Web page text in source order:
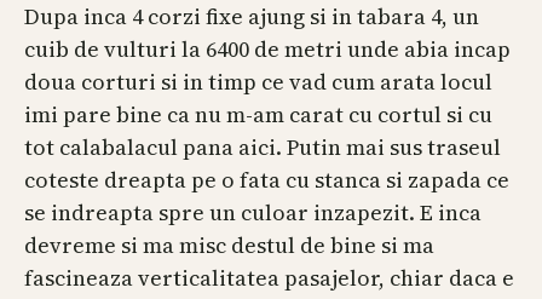
Dupa inca 4 corzi fixe ajung si in tabara 4, un
cuib de vulturi la 6400 de metri unde abia incap
doua corturi si in timp ce vad cum arata locul
imi pare bine ca nu m-am carat cu cortul si cu
tot calabalacul pana aici. Putin mai sus traseul
coteste dreapta pe o fata cu stanca si zapada ce
se indreapta spre un culoar inzapezit. E inca
devreme si ma misc destul de bine si ma
fascineaza verticalitatea pasajelor, chiar daca e